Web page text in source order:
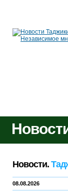
Новости.
08.08.2026